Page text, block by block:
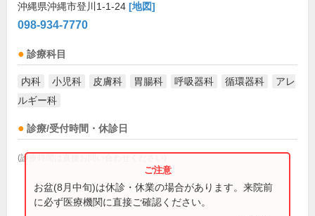
沖縄県沖縄市登川1-1-24 [地図]
098-934-7770
診療科目
内科 小児科 皮膚科 胃腸科 呼吸器科 循環器科
アレ
ルギー科
診療/受付時間・休診日
(診療時間は直接お問い合わせください)
お盆(8月中旬)は休診・休業の場合があります。来院前
に必ず医療機関に直接ご確認ください。